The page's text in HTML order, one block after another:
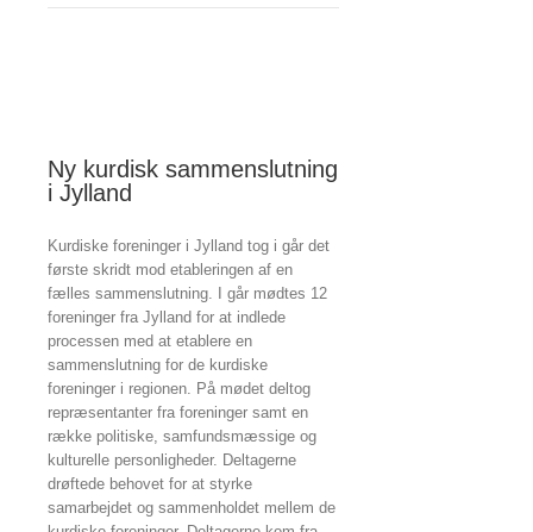
Spor
Ny kurdisk sammenslutning
i Jylland
Kurdiske foreninger i Jylland tog i går det
første skridt mod etableringen af en
fælles sammenslutning. I går mødtes 12
foreninger fra Jylland for at indlede
processen med at etablere en
sammenslutning for de kurdiske
foreninger i regionen. På mødet deltog
repræsentanter fra foreninger samt en
række politiske, samfundsmæssige og
kulturelle personligheder. Deltagerne
drøftede behovet for at styrke
samarbejdet og sammenholdet mellem de